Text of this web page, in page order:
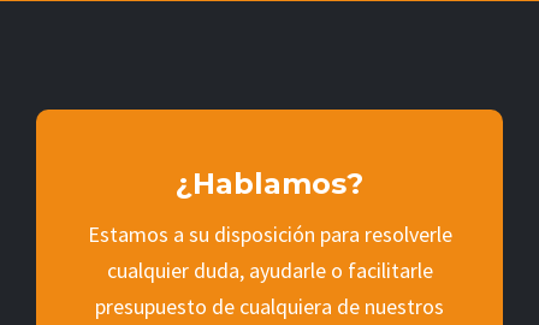
¿Hablamos?
Estamos a su disposición para resolverle
cualquier duda, ayudarle o facilitarle
presupuesto de cualquiera de nuestros